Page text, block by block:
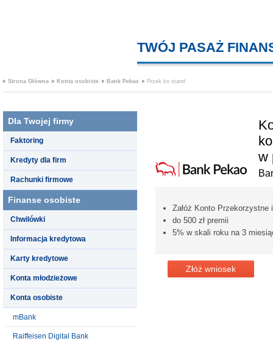
TWÓJ PASAŻ
Strona Główna Konta osobiste Bank Pekao Przek ko stand
Dla Twojej firmy
Faktoring
Kredyty dla firm
Rachunki firmowe
Finanse osobiste
Chwilówki
Informacja kredytowa
Karty kredytowe
Konta młodzieżowe
Konta osobiste
mBank
Raiffeisen Digital Bank
w
Załóż Konto Przekorzystne
do 500 zł premii
5% w skali roku na 3
Złóż wniosek